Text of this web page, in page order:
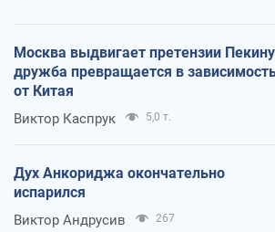
Москва выдвигает претензии
дружба превращается в
от Китая
Виктор Каспрук 5,0 т.
Дух Анкориджа окончательно
испарился
Виктор Андрусив 267